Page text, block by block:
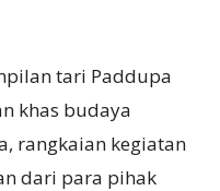
tari Paddupa
khas budaya
rangkaian kegiatan
dari para pihak